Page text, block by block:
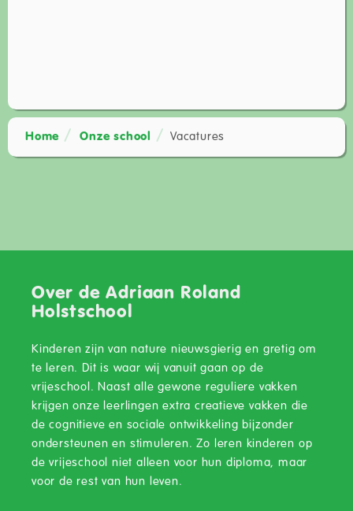
Home Onze school Vacatures
Over de Adriaan Roland
Holstschool
Kinderen zijn van nature nieuwsgierig en gretig om
te leren. Dit is waar wij vanuit gaan op de
vrijeschool. Naast alle gewone reguliere vakken
krijgen onze leerlingen extra creatieve vakken die
de cognitieve en sociale ontwikkeling bijzonder
ondersteunen en stimuleren. Zo leren kinderen op
de vrijeschool niet alleen voor hun diploma, maar
voor de rest van hun leven.